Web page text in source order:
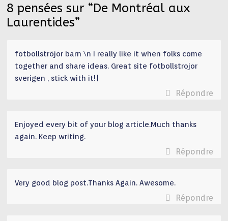
8 pensées sur “De Montréal aux
Laurentides”
fotbollströjor barn \n I really like it when folks come
together and share ideas. Great site fotbollstrojor
sverigen , stick with it!|
Répondre
Enjoyed every bit of your blog article.Much thanks
again. Keep writing.
Répondre
Very good blog post.Thanks Again. Awesome.
Répondre